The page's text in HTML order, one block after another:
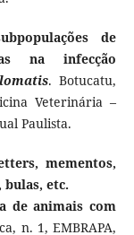
de
na infecção
. Botucatu,
Veterinária –
Paulista.
mementos,
etc.
de animais com
n. 1, EMBRAPA,